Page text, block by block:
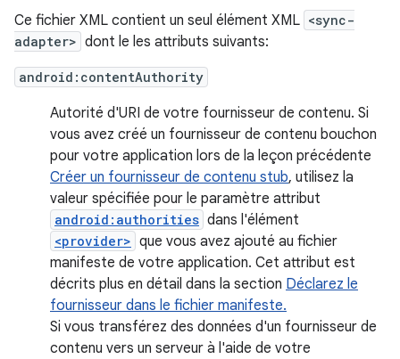
Ce fichier XML contient un seul élément XML <sync-
adapter> dont le les attributs suivants:
android:contentAuthority
Autorité d'URI de votre fournisseur de contenu. Si
vous avez créé un fournisseur de contenu bouchon
pour votre application lors de la leçon précédente
Créer un fournisseur de contenu stub, utilisez la
valeur spécifiée pour le paramètre attribut
android:authorities dans l'élément
<provider> que vous avez ajouté au fichier
manifeste de votre application. Cet attribut est
décrits plus en détail dans la section Déclarez le
fournisseur dans le fichier manifeste.
Si vous transférez des données d'un fournisseur de
contenu vers un serveur à l'aide de votre